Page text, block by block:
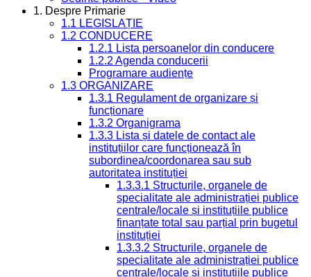
1. Despre Primarie
1.1 LEGISLAȚIE
1.2 CONDUCERE
1.2.1 Lista persoanelor din conducere
1.2.2 Agenda conducerii
Programare audiențe
1.3 ORGANIZARE
1.3.1 Regulament de organizare și
funcționare
1.3.2 Organigrama
1.3.3 Lista și datele de contact ale
instituțiilor care funcționează în
subordinea/coordonarea sau sub
autoritatea instituției
1.3.3.1 Structurile, organele de
specialitate ale administrației publice
centrale/locale și instituțiile publice
finanțate total sau parțial prin bugetul
instituției
1.3.3.2 Structurile, organele de
specialitate ale administrației publice
centrale/locale și instituțiile publice